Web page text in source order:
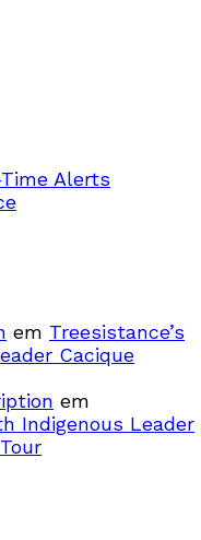
Alerts
em Treesistance’s
Cacique
em
Indigenous Leader